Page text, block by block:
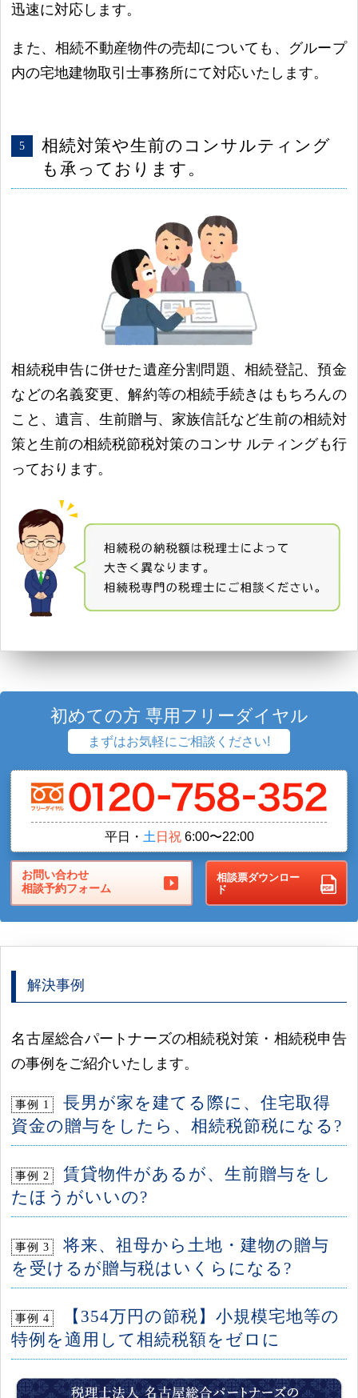
迅速に対応します。
また、相続不動産物件の売却についても、グループ
内の宅地建物取引士事務所にて対応いたします。
相続対策や生前のコンサルティング
も承っております。
相続税申告に併せた遺産分割問題、相続登記、預金
などの名義変更、解約等の相続手続きはもちろんの
こと、遺言、生前贈与、家族信託など生前の相続対
策と生前の相続税節税対策のコンサ ルティングも行
っております。
初めての方 専用フリーダイヤル
まずはお気軽にご相談ください!
平日・ 土日祝6:00〜22:00
お問い合わせ
相談予約フォーム
相談票ダウンロー
ド
解決事例
名古屋総合パートナーズの相続税対策・相続税申告
の事例をご紹介いたします。
長男が家を建てる際に、住宅取得
資金の贈与をしたら、相続税節税になる?
賃貸物件があるが、生前贈与をし
たほうがいいの?
将来、祖母から土地・建物の贈与
を受けるが贈与税はいくらになる?
【354万円の節税】小規模宅地等の
特例を適用して相続税額をゼロに